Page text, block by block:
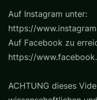
Auf Instagram unter:
https://
Auf Facebook zu
https://
ACHTUNG dieses